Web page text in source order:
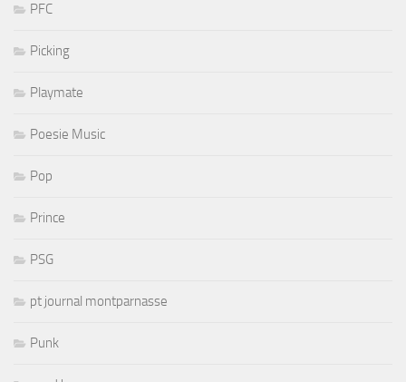
PFC
Picking
Playmate
Poesie Music
Pop
Prince
PSG
pt journal montparnasse
Punk